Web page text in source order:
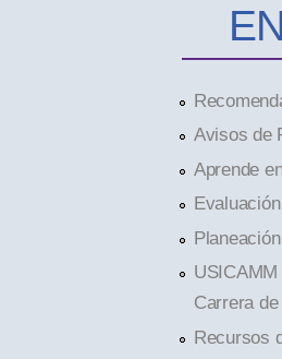
Avisos de
Aprende
Carrera
Recursos